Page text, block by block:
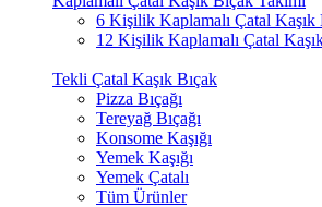
6 Kişilik Kaplamalı Çatal Kaşık
12 Kişilik Kaplamalı Çatal Kaşık
Tekli Çatal Kaşık Bıçak
Pizza Bıçağı
Tereyağ Bıçağı
Konsome Kaşığı
Yemek Kaşığı
Yemek Çatalı
Tüm Ürünler